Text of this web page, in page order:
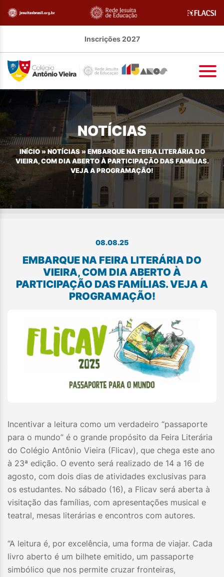
Inscrições 2027
NOTÍCIAS
INÍCIO» NOTÍCIAS» EMBARQUE NA FEIRA LITERÁRIA DO
VIEIRA, COM DIA ABERTO À PARTICIPAÇÃO DAS FAMÍLIAS.
VEJA A PROGRAMAÇÃO!
08.08.25
EMBARQUE NA FEIRA LITERÁRIA DO
VIEIRA, COM DIA ABERTO À
PARTICIPAÇÃO DAS FAMÍLIAS. VEJA A
PROGRAMAÇÃO!
Incentivar a leitura como um verdadeiro “passaporte
para o mundo” é o grande propósito da Feira Literária
do Colégio Antônio Vieira (Flicav), que chega este ano
à 23ª edição. O evento será realizado de 14 a 16 de
agosto, com dois dias de atividades exclusivas para
os estudantes. No sábado (16), a Flicav será aberta à
visitação das famílias, com apresentações musical e
teatral, mesas literárias e encontros com autores.
“A leitura é, por excelência, uma forma de viajar. Cada
livro aberto é um bilhete emitido, um passaporte
simbólico que nos permite cruzar fronteiras,